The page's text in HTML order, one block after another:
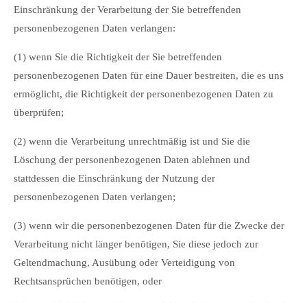
Einschränkung der Verarbeitung der Sie betreffenden
personenbezogenen Daten verlangen:
(1) wenn Sie die Richtigkeit der Sie betreffenden
personenbezogenen Daten für eine Dauer bestreiten, die es uns
ermöglicht, die Richtigkeit der personenbezogenen Daten zu
überprüfen;
(2) wenn die Verarbeitung unrechtmäßig ist und Sie die
Löschung der personenbezogenen Daten ablehnen und
stattdessen die Einschränkung der Nutzung der
personenbezogenen Daten verlangen;
(3) wenn wir die personenbezogenen Daten für die Zwecke der
Verarbeitung nicht länger benötigen, Sie diese jedoch zur
Geltendmachung, Ausübung oder Verteidigung von
Rechtsansprüchen benötigen, oder